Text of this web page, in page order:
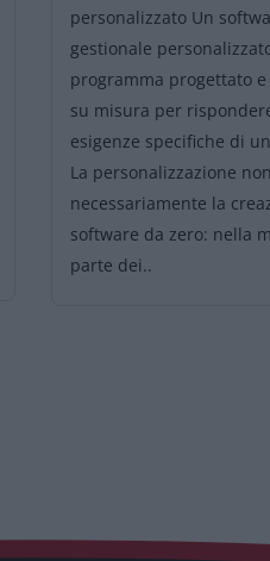
personalizzato Un
gestionale
programma progettato
su misura per
esigenze specifiche di
La personalizzazione
necessariamente la
software da zero: nella
parte dei..